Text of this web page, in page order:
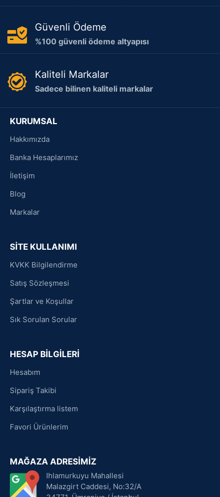
Güvenli Ödeme
%100 güvenli ödeme altyapısı
Kaliteli Markalar
Sadece bilinen kaliteli markalar
KURUMSAL
Hakkımızda
Banka Hesaplarımız
İletişim
Blog
Markalar
SİTE KULLANIMI
KVKK Bilgilendirme
Satış Sözleşmesi
Şartlar ve Koşullar
Sık Sorulan Sorular
HESAP BİLGİLERİ
Hesabım
Sipariş Takibi
Karşılaştırma listem
Favori Ürünlerim
MAĞAZA ADRESİMİZ
Ihlamurkuyu Mahallesi
Malazgirt Caddesi, No:32/A